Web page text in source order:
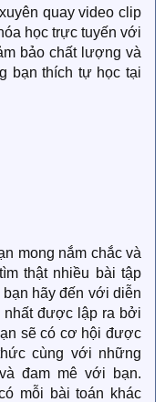
quay video clip
học trực tuyến với
bảo chất lượng và
bạn thích tự học tại
mong nắm chắc và
thật nhiều bài tập
hãy đến với diễn
nhất được lập ra bởi
sẽ có cơ hội được
cùng với những
đam mê với bạn.
mỗi bài toán khác